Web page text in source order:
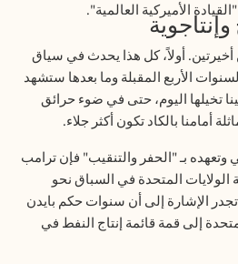
الأميركية العالمية". وإنتاجوية
أخيرتين. أولاً، كل هذا يحدث في سياق
الأربع المقبلة وما بعدها ستشهد
تخيلها اليوم، حتى في ضوء حرائق
أمامنا بالكاد تكون أكثر جلاء.
وتعهده بـ "الحفر والتنقيب" فإن ترامب
الولايات المتحدة في السباق نحو
الإشارة إلى أن سنوات حكم بايدن
إلى قمة قائمة إنتاج النفط في